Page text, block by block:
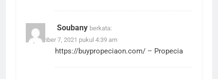
Soubany berkata:
September 7, 2021 pukul 4:39 am
https://buypropeciaon.com/ – Propecia